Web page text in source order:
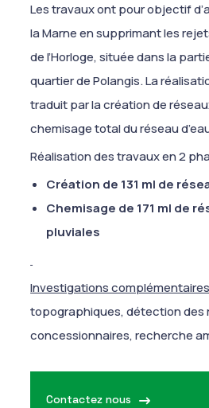
Les travaux ont pour objectif
la Marne en supprimant les
de l’Horloge, située dans la
quartier de Polangis. La
traduit par la création de
chemisage total du réseau
Réalisation des travaux en 2
Création de 131 ml de
Chemisage de 171 ml de
pluviales
Investigations
topographiques, détection des
concessionnaires, recherche
Contactez nous